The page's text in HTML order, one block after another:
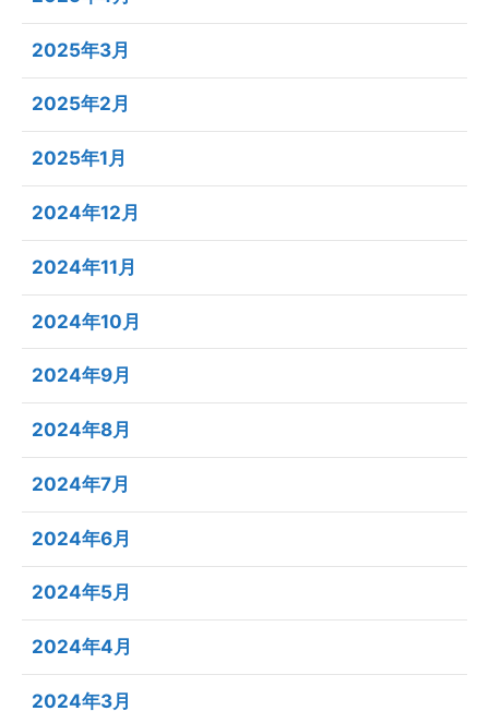
2025年3月
2025年2月
2025年1月
2024年12月
2024年11月
2024年10月
2024年9月
2024年8月
2024年7月
2024年6月
2024年5月
2024年4月
2024年3月